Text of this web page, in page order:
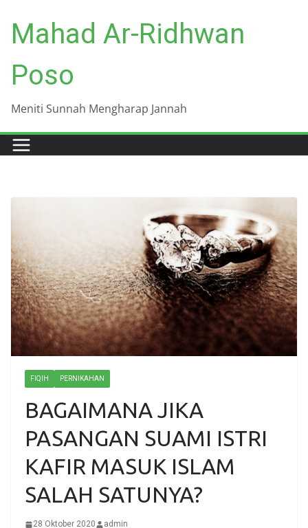
content
Mahad Ar-Ridhwan
Poso
Meniti Sunnah Mengharap Jannah
FIQIH PERNIKAHAN
BAGAIMANA JIKA
PASANGAN SUAMI ISTRI
KAFIR MASUK ISLAM
SALAH SATUNYA?
28 Oktober 2020 admin